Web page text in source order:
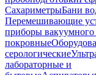
СахариметрыБани
Перемешивающие
приборы вакуумного
покровные
серологические
лабораторные и